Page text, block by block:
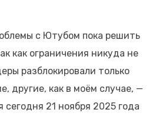
с Ютубом пока решить
как ограничения никуда не
разблокировали только
другие, как в моём случае, —
21 ноября 2025 года